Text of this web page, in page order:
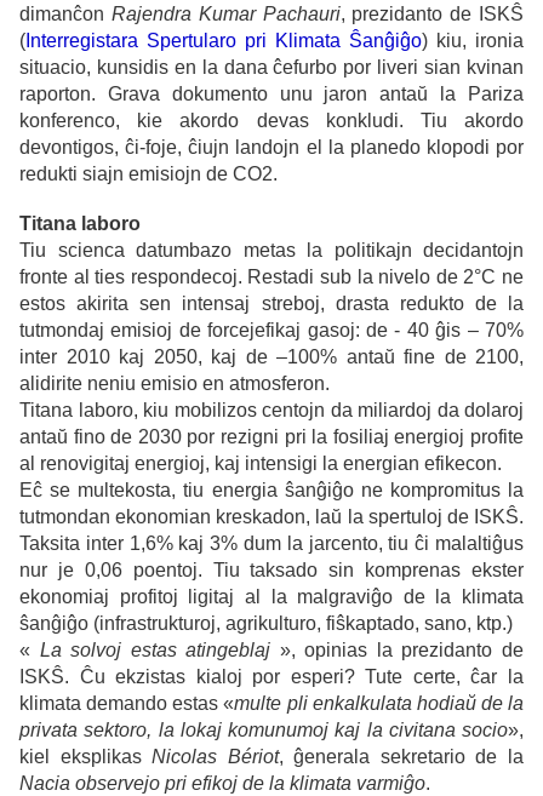
dimanĉon Rajendra Kumar Pachauri, prezidanto de ISKŜ
( Interregistara Spertularo pri Klimata Ŝanĝiĝo) kiu, ironia
situacio, kunsidis en la dana ĉefurbo por liveri sian kvinan
raporton. Grava dokumento unu jaron antaŭ la Pariza
konferenco, kie akordo devas konkludi. Tiu akordo
devontigos, ĉi-foje, ĉiujn landojn el la planedo klopodi por
redukti siajn emisiojn de CO2.
Titana laboro
Tiu scienca datumbazo metas la politikajn decidantojn
fronte al ties respondecoj. Restadi sub la nivelo de 2°C ne
estos akirita sen intensaj streboj, drasta redukto de la
tutmondaj emisioj de forcejefikaj gasoj: de - 40 ĝis – 70%
inter 2010 kaj 2050, kaj de –100% antaŭ fine de 2100,
alidirite neniu emisio en atmosferon.
Titana laboro, kiu mobilizos centojn da miliardoj da dolaroj
antaŭ fino de 2030 por rezigni pri la fosiliaj energioj profite
al renovigitaj energioj, kaj intensigi la energian efikecon.
Eĉ se multekosta, tiu energia ŝanĝiĝo ne kompromitus la
tutmondan ekonomian kreskadon, laŭ la spertuloj de ISKŜ.
Taksita inter 1,6% kaj 3% dum la jarcento, tiu ĉi malaltiĝus
nur je 0,06 poentoj. Tiu taksado sin komprenas ekster
ekonomiaj profitoj ligitaj al la malgraviĝo de la klimata
ŝanĝiĝo (infrastrukturoj, agrikulturo, fiŝkaptado, sano, ktp.)
« La solvoj estas atingeblaj », opinias la prezidanto de
ISKŜ. Ĉu ekzistas kialoj por esperi? Tute certe, ĉar la
klimata demando estas «multe pli enkalkulata hodiaŭ de la
privata sektoro, la lokaj komunumoj kaj la civitana socio»,
kiel eksplikasNicolas Bériot, ĝenerala sekretario de la
Nacia observejo pri efikoj de la klimata varmiĝo.